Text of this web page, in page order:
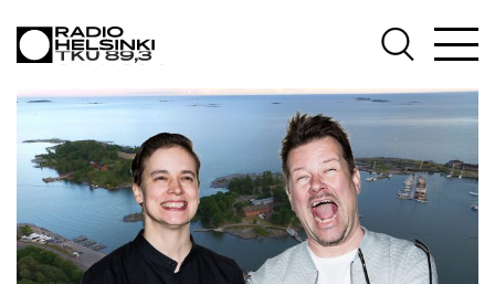
OHJELMAT
TEKIJÄT